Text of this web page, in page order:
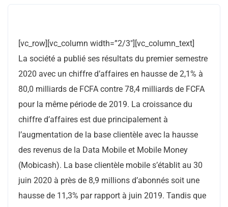
[vc_row][vc_column width=”2/3″][vc_column_text]
La société a publié ses résultats du premier semestre
2020 avec un chiffre d’affaires en hausse de 2,1% à
80,0 milliards de FCFA contre 78,4 milliards de FCFA
pour la même période de 2019. La croissance du
chiffre d’affaires est due principalement à
l’augmentation de la base clientèle avec la hausse
des revenus de la Data Mobile et Mobile Money
(Mobicash). La base clientèle mobile s’établit au 30
juin 2020 à près de 8,9 millions d’abonnés soit une
hausse de 11,3% par rapport à juin 2019. Tandis que